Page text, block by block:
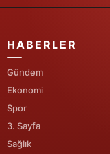
HABERLER
Gündem
Ekonomi
Spor
3. Sayfa
Sağlık